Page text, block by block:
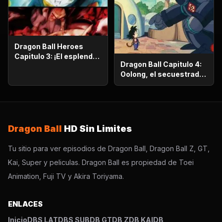
Dragon Ball Heroes
Capitulo 3: ¡El esplendor
explota!
Dragon Ball Capitulo 4:
Oolong, el secuestrador
de niñas
Dragon Ball HD Sin Limites
Tu sitio para ver episodios de Dragon Ball, Dragon Ball Z, GT,
Kai, Super y peliculas. Dragon Ball es propiedad de Toei
Animation, Fuji TV y Akira Toriyama.
ENLACES
InicioDBS LATDBS SUBDB GTDB ZDB KAIDB